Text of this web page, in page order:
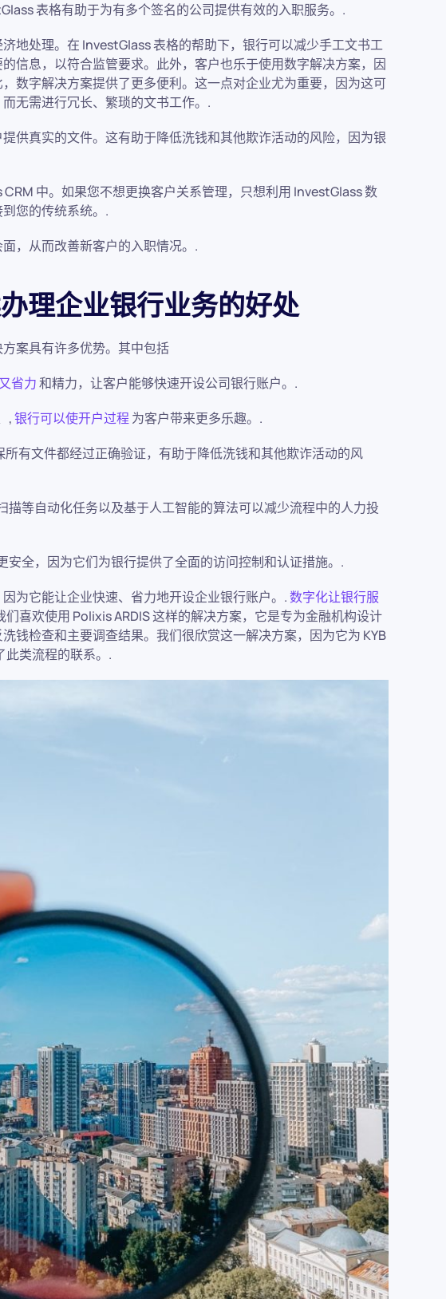
表格有助于为有多个签名的公司提供有效的入职服务。.
地处理。在 InvestGlass 表格的帮助下，银行可以减少手工文书工
信息，以符合监管要求。此外，客户也乐于使用数字解决方案，因
数字解决方案提供了更多便利。这一点对企业尤为重要，因为这可
无需进行冗长、繁琐的文书工作。.
供真实的文件。这有助于降低洗钱和其他欺诈活动的风险，因为银
中。如果您不想更换客户关系管理，只想利用 InvestGlass 数
您的传统系统。.
，从而改善新客户的入职情况。.
理企业银行业务的好处
案具有许多优势。其中包括
省力和精力，让客户能够快速开设公司银行账户。.
,银行可以使开户过程 为客户带来更多乐趣。.
有文件都经过正确验证，有助于降低洗钱和其他欺诈活动的风
描等自动化任务以及基于人工智能的算法可以减少流程中的人力投
安全，因为它们为银行提供了全面的访问控制和认证措施。.
为它能让企业快速、省力地开设企业银行账户。.数字化让银行服
们喜欢使用 Polixis ARDIS 这样的解决方案，它是专为金融机构设计
钱检查和主要调查结果。我们很欣赏这一解决方案，因为它为 KYB
此类流程的联系。.